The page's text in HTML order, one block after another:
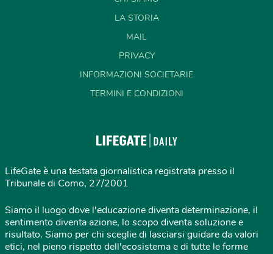
LA STORIA
MAIL
PRIVACY
INFORMAZIONI SOCIETARIE
TERMINI E CONDIZIONI
LifeGate è una testata giornalistica registrata presso il
Tribunale di Como, 27/2001
Siamo il luogo dove l'educazione diventa determinazione, il
sentimento diventa azione, lo scopo diventa soluzione e
risultato. Siamo per chi sceglie di lasciarsi guidare da valori
etici, nel pieno rispetto dell'ecosistema e di tutte le forme